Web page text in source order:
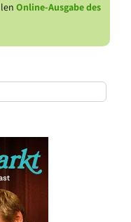
Online-Ausgabe des